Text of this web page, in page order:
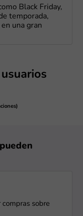
Black Friday,
temporada,
una gran
sobre